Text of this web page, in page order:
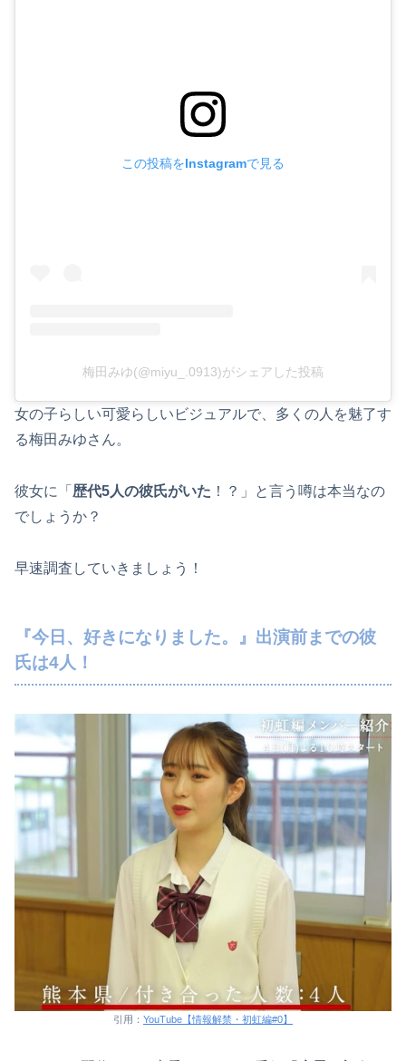
この投稿をInstagramで見る
梅田みゆ(@miyu_.0913)がシェアした投稿
女の子らしい可愛らしいビジュアルで、多くの人を魅了す
る梅田みゆさん。
彼女に「 歴代5人の彼氏がいた ！？」と言う噂は本当なの
でしょうか？
早速調査していきましょう！
『今日、好きになりました。』出演前までの彼
氏は4人！
引用： YouTube【情報解禁・初虹編#0】